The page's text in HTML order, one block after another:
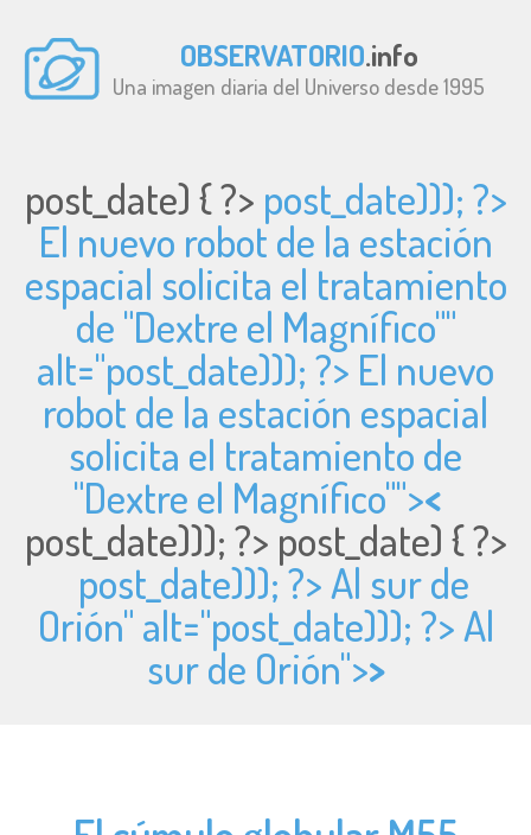
OBSERVATORIO.info
Una imagen diaria del Universo desde 1995
post_date) { ?> post_date))); ?>
El nuevo robot de la estación
espacial solicita el tratamiento
de "Dextre el Magnífico""
alt="post_date))); ?> El nuevo
robot de la estación espacial
solicita el tratamiento de
"Dextre el Magnífico""><
post_date))); ?> post_date) { ?>
post_date))); ?> Al sur de
Orión" alt="post_date))); ?> Al
sur de Orión">>